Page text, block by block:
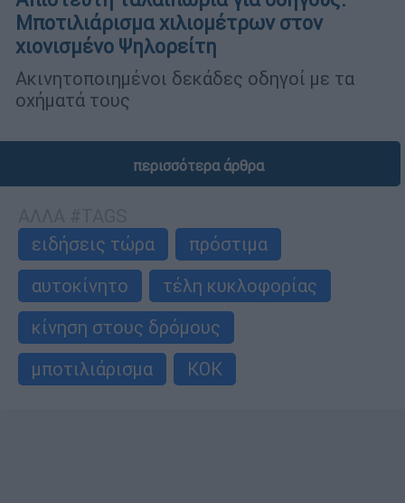
Μποτιλιάρισμα χιλιομέτρων στον
χιονισμένο Ψηλορείτη
Ακινητοποιημένοι δεκάδες οδηγοί με τα
οχήματά τους
περισσότερα άρθρα
ειδήσεις τώρα
πρόστιμα
αυτοκίνητο
τέλη κυκλοφορίας
κίνηση στους δρόμους
μποτιλιάρισμα
ΚΟΚ